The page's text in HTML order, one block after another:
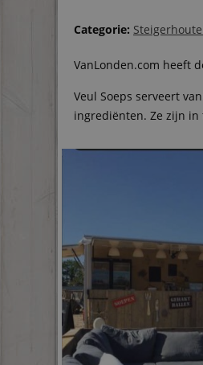
Categorie:
VanLonden.com heeft
Veul Soeps serveert
ingrediënten. Ze zijn